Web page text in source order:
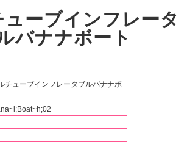
ーブインフレータ
バナナボート
チューブインフレータブルバナナボ